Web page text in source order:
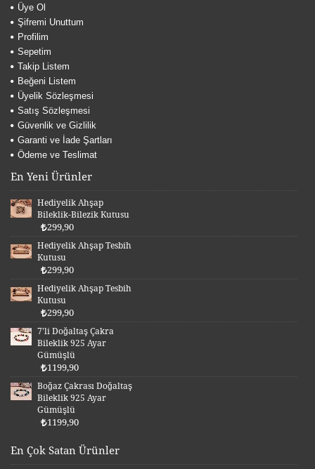
Üye Ol
Şifremi Unuttum
Profilim
Sepetim
Takip Listem
Beğeni Listem
Üyelik Sözleşmesi
Satış Sözleşmesi
Güvenlik ve Gizlilik
Garanti ve İade Şartları
Ödeme ve Teslimat
En Yeni Ürünler
Hediyelik Ahşap
Bileklik-Bilezik Kutusu
299,90
Hediyelik Ahşap Tesbih
Kutusu
299,90
Hediyelik Ahşap Tesbih
Kutusu
299,90
7'li Doğaltaş Çakra
Bileklik 925 Ayar
Gümüşlü
1199,90
Boğaz Çakrası Doğaltaş
Bileklik 925 Ayar
Gümüşlü
1199,90
En Çok Satan Ürünler